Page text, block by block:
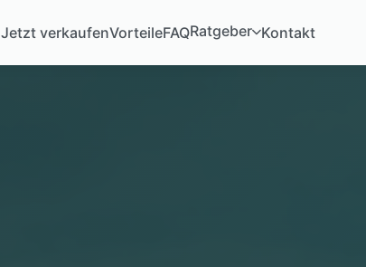
Jetzt verkaufenVorteileFAQRatgeber Kontakt